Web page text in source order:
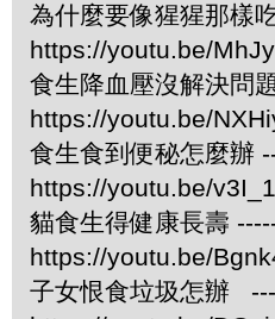
為什麼要像猩猩那樣
https://youtu.be/
食生降血壓沒解決問
https://youtu.be/
食生食到便秘怎麼辦
https://youtu.be/
貓食生得健康長壽
https://youtu.be/
子女恨食垃圾怎辦